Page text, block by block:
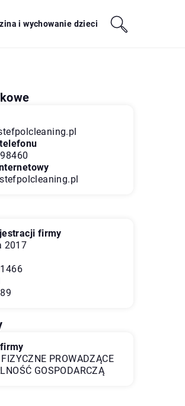
i wychowanie dzieci
firmy
2017
PROWADZĄCE
GOSPODARCZĄ